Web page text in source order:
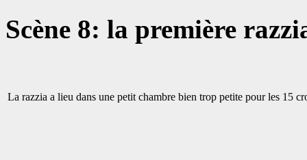
Scène 8: la première
La razzia a lieu dans une petit chambre bien trop petite pour les 15